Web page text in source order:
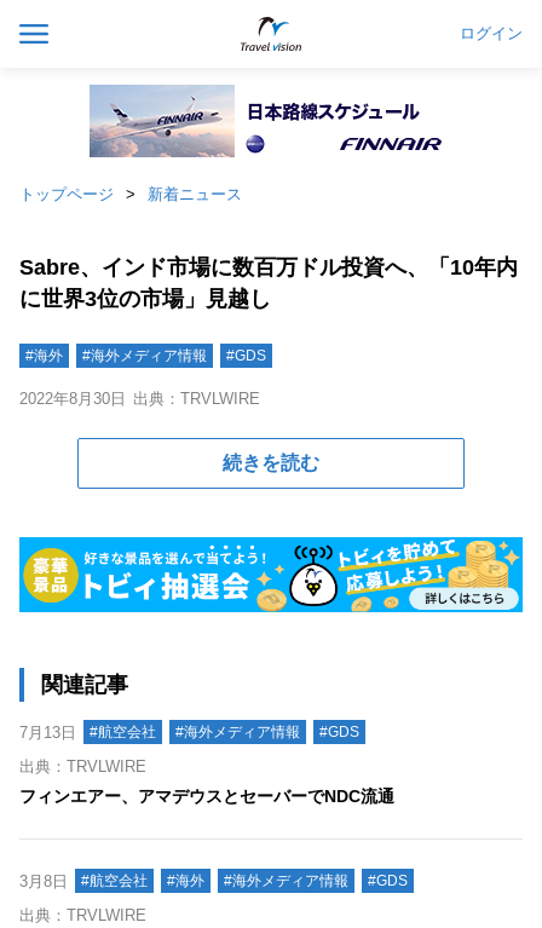
ログイン
トップページ 新着ニュース
Sabre、インド市場に数百万ドル投資へ、「10年内
に世界3位の市場」見越し
#海外 #海外メディア情報 #GDS
2022年8月30日 出典：TRVLWIRE
続きを読む
関連記事
7月13日 #航空会社 #海外メディア情報 #GDS
出典：TRVLWIRE
フィンエアー、アマデウスとセーバーでNDC流通
3月8日 #航空会社 #海外 #海外メディア情報 #GDS
出典：TRVLWIRE